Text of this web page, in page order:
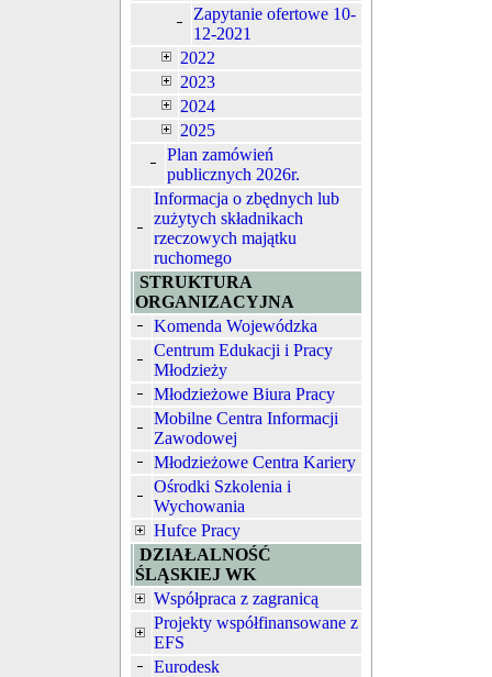
Zapytanie ofertowe 10-
12-2021
2022
2023
2024
2025
Plan zamówień
publicznych 2026r.
Informacja o zbędnych lub
zużytych składnikach
rzeczowych majątku
ruchomego
STRUKTURA
ORGANIZACYJNA
Komenda Wojewódzka
Centrum Edukacji i Pracy
Młodzieży
Młodzieżowe Biura Pracy
Mobilne Centra Informacji
Zawodowej
Młodzieżowe Centra Kariery
Ośrodki Szkolenia i
Wychowania
Hufce Pracy
DZIAŁALNOŚĆ
ŚLĄSKIEJ WK
Współpraca z zagranicą
Projekty współfinansowane z
EFS
Eurodesk